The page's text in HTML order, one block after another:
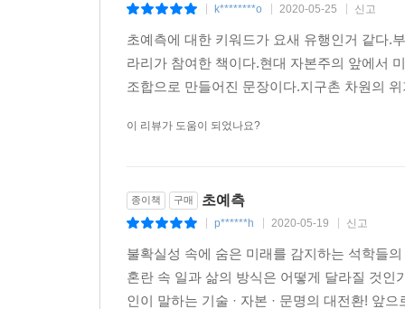
허위 사실이 SNS와 유튜브를 통해 빠르게 번지
마르쿠스 가브리엘은 가짜 뉴스가 불러온 탈
객관적인 사실보다 주관적인 감정에 호소함으
모든 것을 알게 되었다는 착각이 탈진실을 낳았다
인터넷에서 뉴스를 읽거나 메일을 보내는 ‘노동’
가브리엘은 이대로 가다가 옳고 그름의 문제는
거라고 말하며 위기감을 드러낸다. 우리는 가짜
자극적인 수사와 데이터상의 숫자가 담지 못하는
더 나은 미래를 설계하기 위한 출발점
k********o 2020-05-25 신고
초예측에 대한 키워드가 요새 유행인거 같다.
라리가 참여한 책이다.현대 자본주의 앞에서
조합으로 만들어진 문장이다.지구촌 차원의
이 리뷰가 도움이 되었나요?
종이책 구매 초예측
p******h 2020-05-19 신고
불확실성 속에 숨은 미래를 감지하는 석학들
혼란 속 일과 삶의 방식은 어떻게 달라질 것
인이 말하는 기술 · 자본 · 문명의 대전환! 앞